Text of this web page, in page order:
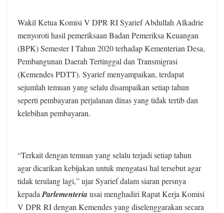
Wakil Ketua Komisi V DPR RI Syarief Abdullah Alkadrie
menyoroti hasil pemeriksaan Badan Pemeriksa Keuangan
(BPK) Semester I Tahun 2020 terhadap Kementerian Desa,
Pembangunan Daerah Tertinggal dan Transmigrasi
(Kemendes PDTT). Syarief menyampaikan, terdapat
sejumlah temuan yang selalu disampaikan setiap tahun
seperti pembayaran perjalanan dinas yang tidak tertib dan
kelebihan pembayaran.
“Terkait dengan temuan yang selalu terjadi setiap tahun
agar dicarikan kebijakan untuk mengatasi hal tersebut agar
tidak terulang lagi,” ujar Syarief dalam siaran persnya
kepada Parlementeriausai menghadiri Rapat Kerja Komisi
V DPR RI dengan Kemendes yang diselenggarakan secara